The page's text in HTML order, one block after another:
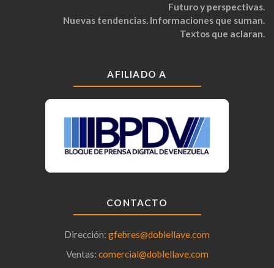
Futuro y perspectivas.
Nuevas tendencias. Informaciones que suman.
Textos que aclaran.
AFILIADO A
CONTACTO
Dirección: gfebres@doblellave.com
Ventas: comercial@doblellave.com